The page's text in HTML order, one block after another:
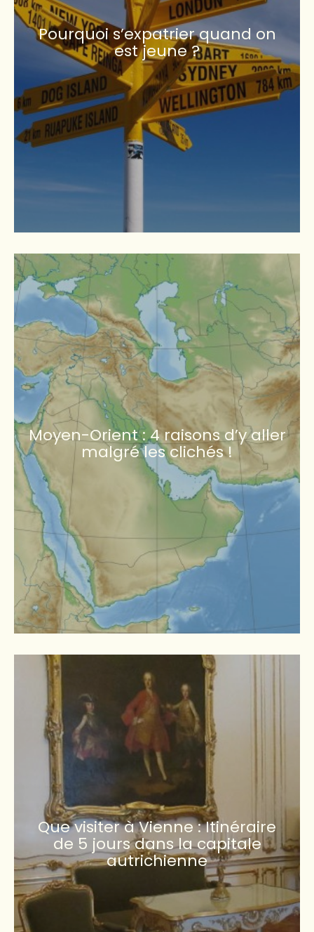
Pourquoi s’expatrier quand on
est jeune ?
Moyen-Orient : 4 raisons d’y aller
malgré les clichés !
Que visiter à Vienne : Itinéraire
de 5 jours dans la capitale
autrichienne